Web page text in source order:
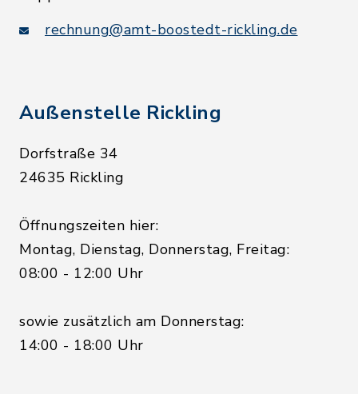
rechnung@amt-boostedt-rickling.de
Außenstelle Rickling
Dorfstraße 34
24635 Rickling
Öffnungszeiten hier:
Montag, Dienstag, Donnerstag, Freitag:
08:00 - 12:00 Uhr
sowie zusätzlich am Donnerstag:
14:00 - 18:00 Uhr